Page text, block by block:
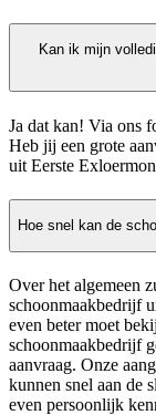
Kan ik mijn
Ja dat kan! Via ons
Heb jij een grote
uit Eerste
Hoe snel kan de
Over het algemeen
schoonmaakbedrijf
even beter moet
schoonmaakbedrijf
aanvraag. Onze
kunnen snel aan de
even persoonlijk